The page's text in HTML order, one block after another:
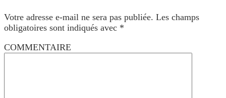
Votre adresse e-mail ne sera pas publiée. Les champs
obligatoires sont indiqués avec *
COMMENTAIRE